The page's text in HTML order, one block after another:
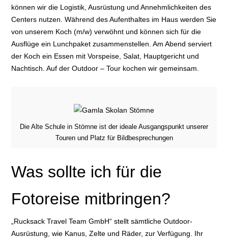
können wir die Logistik, Ausrüstung und Annehmlichkeiten des
Centers nutzen. Während des Aufenthaltes im Haus werden Sie
von unserem Koch (m/w) verwöhnt und können sich für die
Ausflüge ein Lunchpaket zusammenstellen. Am Abend serviert
der Koch ein Essen mit Vorspeise, Salat, Hauptgericht und
Nachtisch. Auf der Outdoor – Tour kochen wir gemeinsam.
Die Alte Schule in Stömne ist der ideale Ausgangspunkt unserer
Touren und Platz für Bildbesprechungen
Was sollte ich für die
Fotoreise mitbringen?
„Rucksack Travel Team GmbH“ stellt sämtliche Outdoor-
Ausrüstung, wie Kanus, Zelte und Räder, zur Verfügung. Ihr